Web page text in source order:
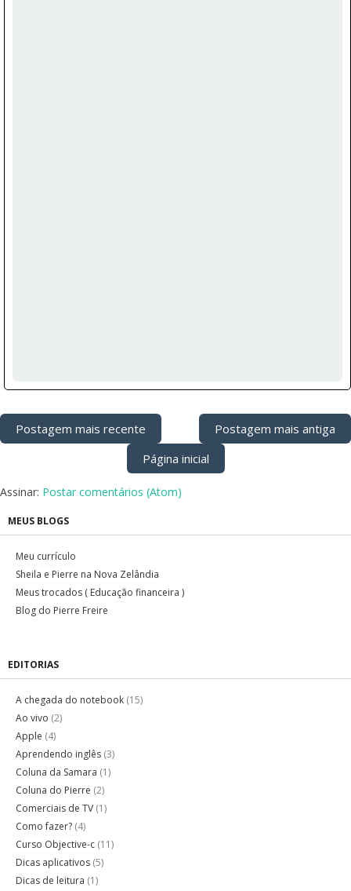
Postagem mais recente
Postagem mais antiga
Página inicial
Assinar: Postar comentários (Atom)
MEUS BLOGS
Meu currículo
Sheila e Pierre na Nova Zelândia
Meus trocados ( Educação financeira )
Blog do Pierre Freire
EDITORIAS
A chegada do notebook (15)
Ao vivo (2)
Apple (4)
Aprendendo inglês (3)
Coluna da Samara (1)
Coluna do Pierre (2)
Comerciais de TV (1)
Como fazer? (4)
Curso Objective-c (11)
Dicas aplicativos (5)
Dicas de leitura (1)